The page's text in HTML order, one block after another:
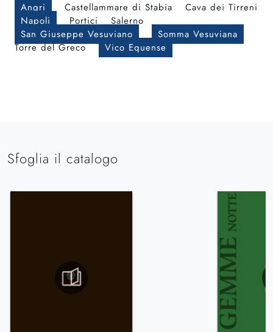
Angri Castellammare di Stabia
Cava dei Tirreni
Napoli
Portici
Salerno
San Giuseppe Vesuviano
Somma Vesuviana
Torre del Greco
Vico Equense
Sfoglia il catalogo